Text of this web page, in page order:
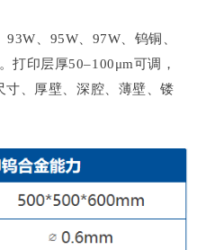
、95W、97W、钨铜、
打印层厚50–100μm可调，
寸、厚壁、深腔、薄壁、镂